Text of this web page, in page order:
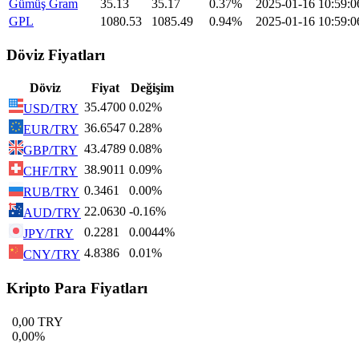
Gümüş Gram 35.13 35.17 0.37%
2025-01-16
GPL
1080.53 1085.49 0.94% 2025-01-16
Döviz Fiyatları
Döviz Fiyat
Değişim
USD/TRY 35.4700 0.02%
EUR/TRY 36.6547 0.28%
GBP/TRY 43.4789 0.08%
CHF/TRY 38.9011 0.09%
RUB/TRY 0.3461
0.00%
AUD/TRY 22.0630 -0.16%
JPY/TRY
0.2281
0.0044%
CNY/TRY 4.8386 0.01%
Kripto Para Fiyatları
0,00 TRY
0,00%